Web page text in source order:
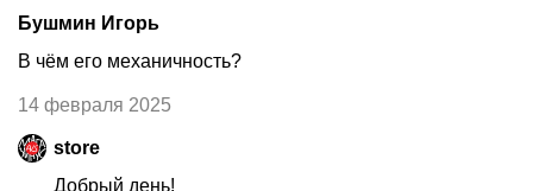
Бушмин Игорь
В чём его механичность?
14 февраля 2025
store
Добрый день!